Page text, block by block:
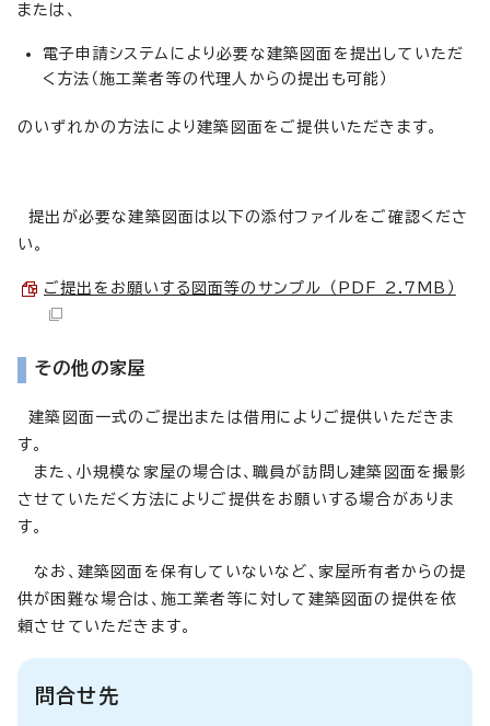
または、
電子申請システムにより必要な建築図面を提出していただ
く方法（施工業者等の代理人からの提出も可能）
のいずれかの方法により建築図面をご提供いただきます。
提出が必要な建築図面は以下の添付ファイルをご確認くださ
い。
ご提出をお願いする図面等のサンプル （PDF 2.7MB）
その他の家屋
建築図面一式のご提出または借用によりご提供いただきま
す。
また、小規模な家屋の場合は、職員が訪問し建築図面を撮影
させていただく方法によりご提供をお願いする場合がありま
す。
なお、建築図面を保有していないなど、家屋所有者からの提
供が困難な場合は、施工業者等に対して建築図面の提供を依
頼させていただきます。
問合せ先